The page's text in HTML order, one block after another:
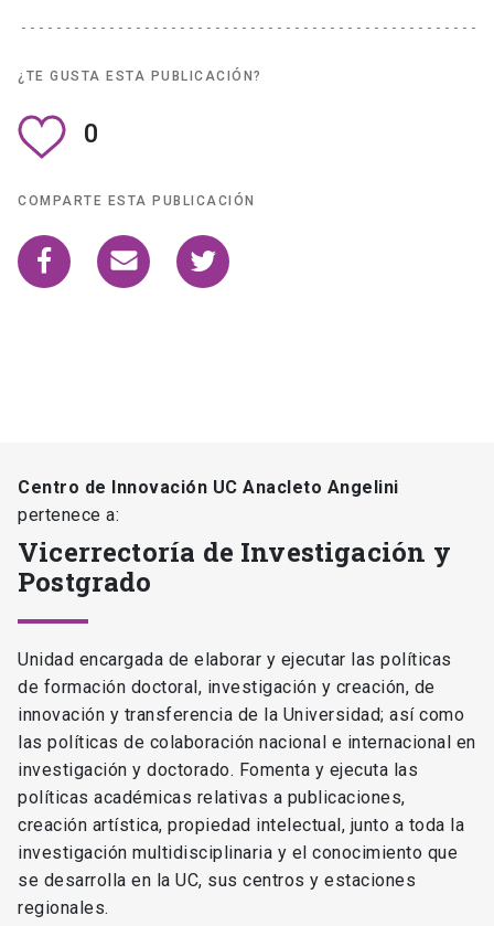
¿TE GUSTA ESTA PUBLICACIÓN?
0
COMPARTE ESTA PUBLICACIÓN
Centro de Innovación UC Anacleto Angelini
pertenece a:
Vicerrectoría de Investigación y
Postgrado
Unidad encargada de elaborar y ejecutar las políticas
de formación doctoral, investigación y creación, de
innovación y transferencia de la Universidad; así como
las políticas de colaboración nacional e internacional en
investigación y doctorado. Fomenta y ejecuta las
políticas académicas relativas a publicaciones,
creación artística, propiedad intelectual, junto a toda la
investigación multidisciplinaria y el conocimiento que
se desarrolla en la UC, sus centros y estaciones
regionales.